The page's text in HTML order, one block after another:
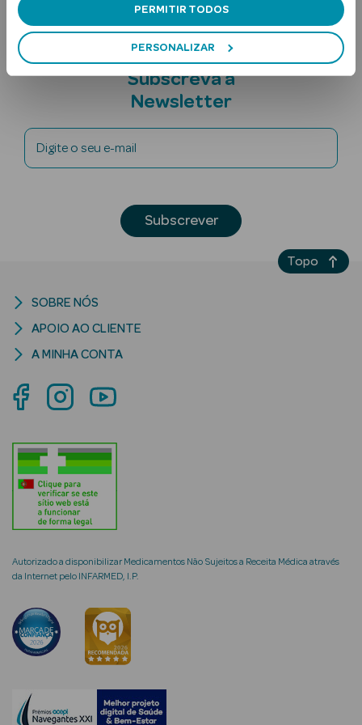
PERMITIR TODOS
PERSONALIZAR
Ver Tudo
Solares Bebé e
Criança
Rosto e
Ver Tudo
Cosmética
Hidratantes
Séruns Faciais
Creme de Olhos
envelhecimento
Subscreva a
Newsletter
Digite o seu e-mail
Subscrever
Autorizado a disponibilizar Medicamentos Não Sujeitos a Receita Médica através
da Internet pelo INFARMED, I.P.
SOBRE NÓS
APOIO AO CLIENTE
A MINHA CONTA
Topo